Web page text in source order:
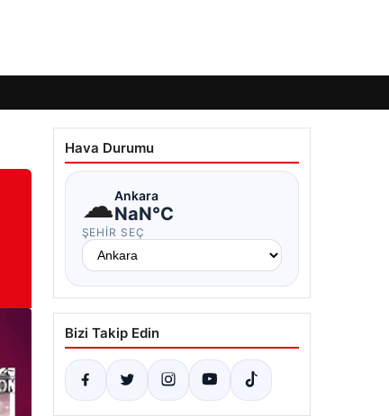
Hava Durumu
☁Ankara
NaN°C
ŞEHIR SEÇ
Bizi Takip Edin